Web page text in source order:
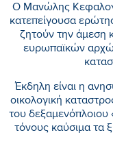
Ο Μανώλης
κατεπείγουσα
ζητούν την άμεση
ευρωπαϊκών
Έκδηλη είναι η
οικολογική
του
τόνους καύσιμα τα